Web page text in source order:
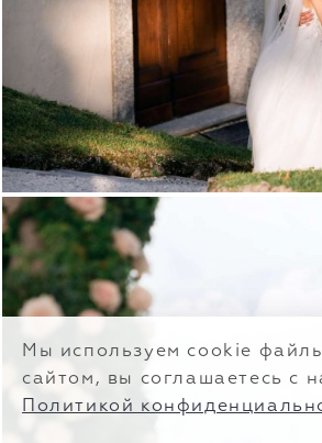
Мы используем cookie
сайтом, вы соглашаетесь с
Политикой